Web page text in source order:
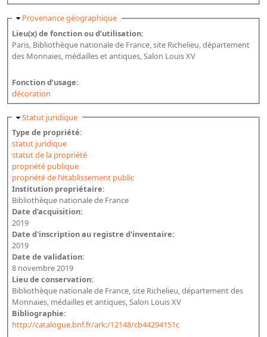
Masquer
Provenance géographique
Lieu(x) de fonction ou d’utilisation:
Paris, Bibliothèque nationale de France, site Richelieu, département
des Monnaies, médailles et antiques, Salon Louis XV
Fonction d’usage:
décoration
Masquer
Statut juridique
Type de propriété:
statut juridique
statut de la propriété
propriété publique
propriété de l'établissement public
Institution propriétaire:
Bibliothèque nationale de France
Date d’acquisition:
2019
Date d'inscription au registre d'inventaire:
2019
Date de validation:
8 novembre 2019
Lieu de conservation:
Bibliothèque nationale de France, site Richelieu, département des
Monnaies, médailles et antiques, Salon Louis XV
Bibliographie:
http://catalogue.bnf.fr/ark:/12148/cb44294151c